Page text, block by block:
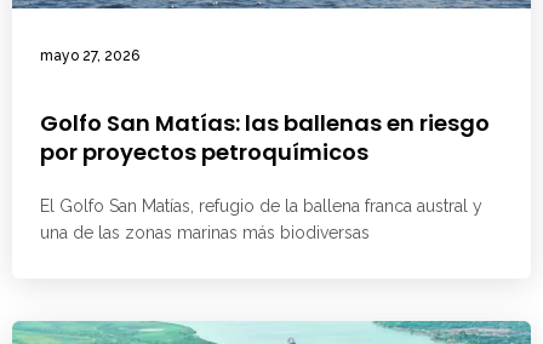
mayo 27, 2026
Golfo San Matías: las ballenas en riesgo
por proyectos petroquímicos
El Golfo San Matías, refugio de la ballena franca austral y
una de las zonas marinas más biodiversas